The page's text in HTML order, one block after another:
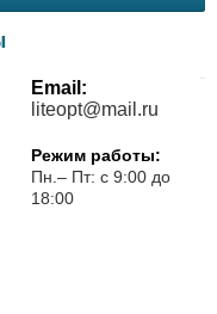
Email:
liteopt@mail.ru
Режим работы:
Пн.– Пт: с 9:00 до
18:00